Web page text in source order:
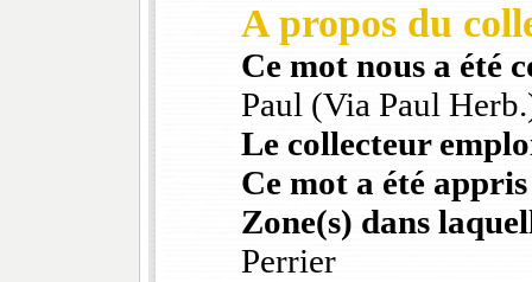
A propos du
Ce mot nous a été
Paul (Via Paul
Le collecteur
Ce mot a été
Zone(s) dans
Perrier